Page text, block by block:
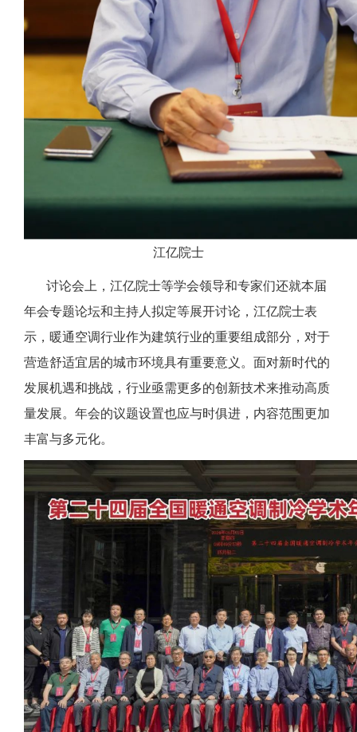
江亿院士
讨论会上，江亿院士等学会领导和专家们还就本届
年会专题论坛和主持人拟定等展开讨论，江亿院士表
示，暖通空调行业作为建筑行业的重要组成部分，对于
营造舒适宜居的城市环境具有重要意义。面对新时代的
发展机遇和挑战，行业亟需更多的创新技术来推动高质
量发展。年会的议题设置也应与时俱进，内容范围更加
丰富与多元化。